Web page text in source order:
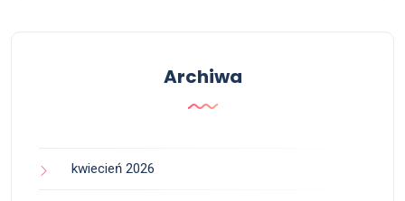
Archiwa
kwiecień 2026